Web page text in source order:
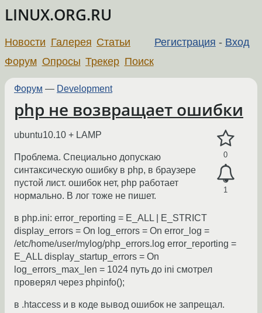
LINUX.ORG.RU
Регистрация - Вход
Новости Галерея Статьи
Форум Опросы Трекер Поиск
Форум — Development
php не возвращает ошибки
0
1
ubuntu10.10 + LAMP
Проблема. Специально допускаю
синтаксическую ошибку в php, в браузере
пустой лист. ошибок нет, php работает
нормально. В лог тоже не пишет.
в php.ini: error_reporting = E_ALL | E_STRICT
display_errors = On log_errors = On error_log =
/etc/home/user/mylog/php_errors.log error_reporting =
E_ALL display_startup_errors = On
log_errors_max_len = 1024 путь до ini смотрел
проверял через phpinfo();
в .htaccess и в коде вывод ошибок не запрещал.